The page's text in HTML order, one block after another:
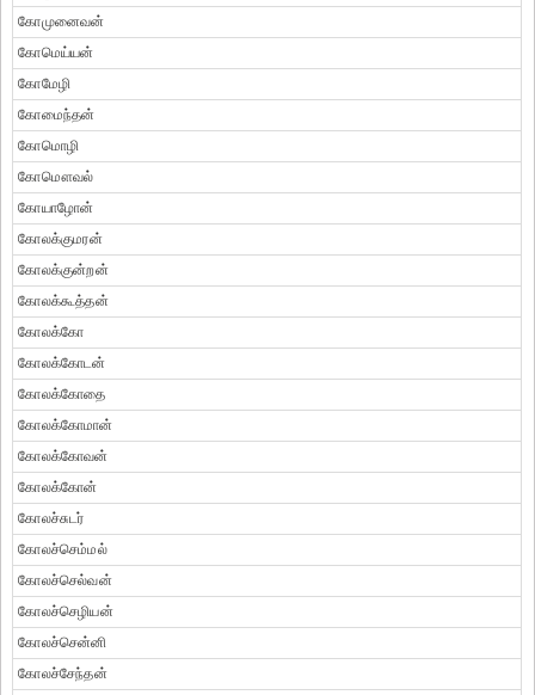
கோமுனைவன்
கோமெய்யன்
கோமேழி
கோமைந்தன்
கோமொழி
கோமௌவல்
கோயாழோன்
கோலக்குமரன்
கோலக்குன்றன்
கோலக்கூத்தன்
கோலக்கோ
கோலக்கோடன்
கோலக்கோதை
கோலக்கோமான்
கோலக்கோவன்
கோலக்கோன்
கோலச்சுடர்
கோலச்செம்மல்
கோலச்செல்வன்
கோலச்செழியன்
கோலச்சென்னி
கோலச்சேந்தன்